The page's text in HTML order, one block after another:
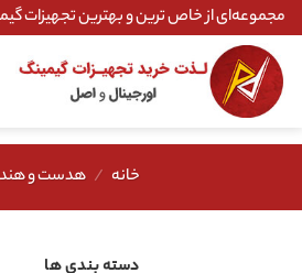
Skip
to
content
مجموعه‌ای از خاص ترین و بهترین تجهیزات
خانه / هدست و
دسته بندی ها